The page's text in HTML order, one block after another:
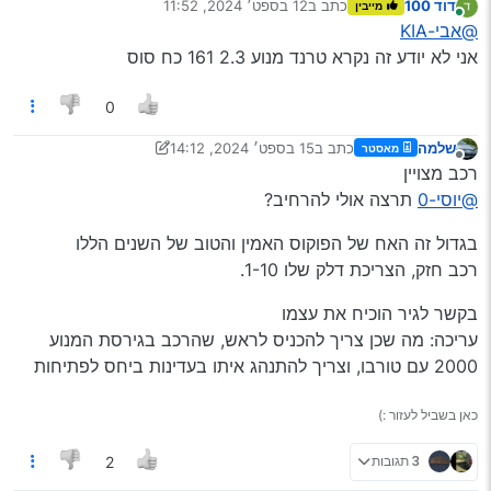
מחובר
דוד 100 מייבין כתב ב12 בספט׳ 2024, 11:52
נערך לאחרונה על ידי
@אבי-KIA
אני לא יודע זה נקרא טרנד מנוע 2.3 161 כח סוס
0
מנותק
שלמה מאסטר כתב ב15 בספט׳ 2024, 14:12
נערך לאחרונה על ידי שלמה
רכב מצויין
@יוסי-0
תרצה אולי להרחיב?
בגדול זה האח של הפוקוס האמין והטוב של השנים הללו
רכב חזק, הצריכת דלק שלו 1-10.
בקשר לגיר הוכיח את עצמו
עריכה: מה שכן צריך להכניס לראש, שהרכב בגירסת המנוע
2000 עם טורבו, וצריך להתנהג איתו בעדינות ביחס לפתיחות
כאן בשביל לעזור :)
3 תגובות 2